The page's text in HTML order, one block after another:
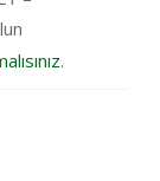
.